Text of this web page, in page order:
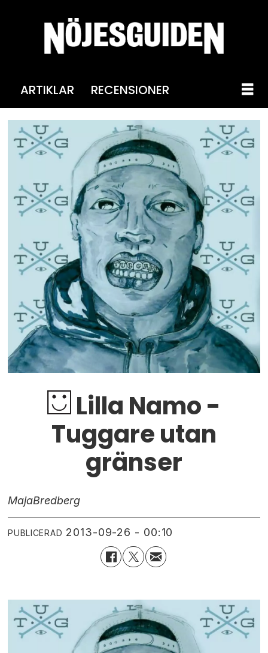
ARTIKLAR RECENSIONER
Lilla Namo -
Tuggare utan
gränser
MajaBredberg
PUBLICERAD 2013-09-26 - 00:10